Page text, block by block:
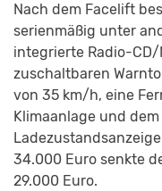
Nach dem Facelift
serienmäßig unter
integrierte Radio-
zuschaltbaren
von 35 km/h, eine
Klimaanlage und
34.000 Euro senkte
29.000 Euro.